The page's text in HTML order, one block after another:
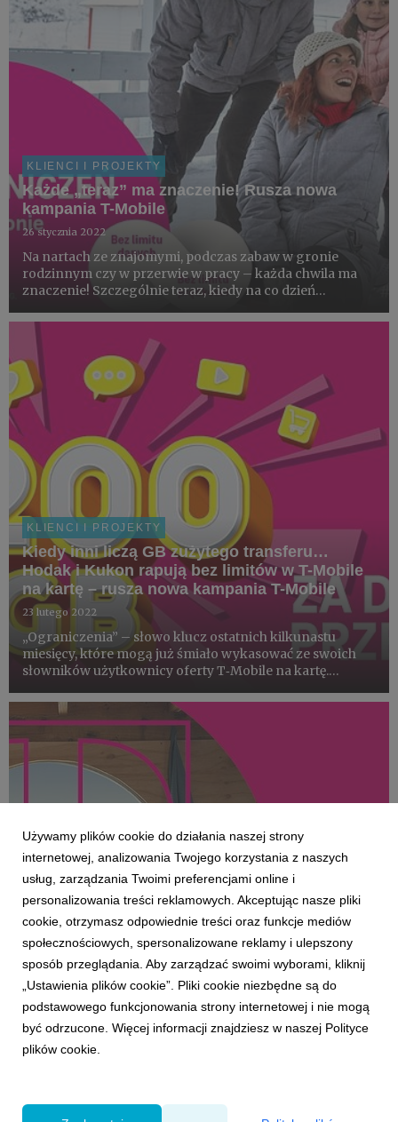
KLIENCI I PROJEKTY
Każde „teraz” ma znaczenie! Rusza nowa
kampania T-Mobile
26 stycznia 2022
Na nartach ze znajomymi, podczas zabaw w gronie
rodzinnym czy w przerwie w pracy – każda chwila ma
znaczenie! Szczególnie teraz, kiedy na co dzień
pomóc klientom żyć bez limitów i przeżywać wyjątkowe
momenty z bliskimi,...
KLIENCI I PROJEKTY
Kiedy inni liczą GB zużytego transferu…
Hodak i Kukon rapują bez limitów w T-Mobile
na kartę – rusza nowa kampania T-Mobile
23 lutego 2022
„Ograniczenia” – słowo klucz ostatnich kilkunastu
miesięcy, które mogą już śmiało wykasować ze swoich
słowników użytkownicy oferty T‑Mobile na kartę.
przez rok mogą robić to, co teraz ma dla nich znaczenie
– niezależ...
KLIENCI I PROJEKTY
W T-Mobile „teraz ma znaczenie” – startuje
wizerunkowa kampania w nowej platformie
komunikacji
9 marca 2022
W świecie dynamicznych zmian i ciągłej niepewności
planowanie przyszłości staje się wyjątkowo trudne, a
czasem wręcz niemożliwe. Dlatego T‑Mobile zachęca do
pod hasłem „...
Używamy plików cookie do działania naszej strony
internetowej, analizowania Twojego korzystania z naszych
usług, zarządzania Twoimi preferencjami online i
personalizowania treści reklamowych. Akceptując nasze pliki
cookie, otrzymasz odpowiednie treści oraz funkcje mediów
społecznościowych, spersonalizowane reklamy i ulepszony
sposób przeglądania. Aby zarządzać swoimi wyborami, kliknij
„Ustawienia plików cookie”. Pliki cookie niezbędne są do
podstawowego funkcjonowania strony internetowej i nie mogą
być odrzucone. Więcej informacji znajdziesz w naszej Polityce
plików cookie.